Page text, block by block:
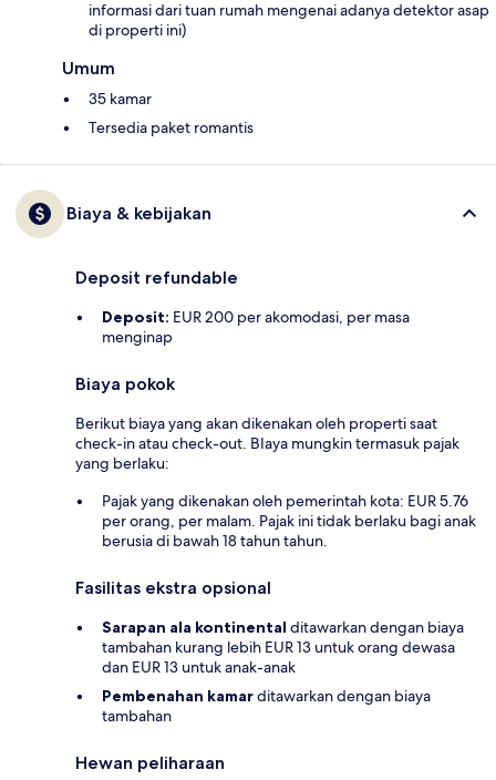
informasi dari tuan rumah mengenai adanya detektor asap
di properti ini)
Umum
35 kamar
Tersedia paket romantis
Biaya & kebijakan
Deposit refundable
Deposit: EUR 200 per akomodasi, per masa
menginap
Biaya pokok
Berikut biaya yang akan dikenakan oleh properti saat
check-in atau check-out. BIaya mungkin termasuk pajak
yang berlaku:
Pajak yang dikenakan oleh pemerintah kota: EUR 5.76
per orang, per malam. Pajak ini tidak berlaku bagi anak
berusia di bawah 18 tahun tahun.
Fasilitas ekstra opsional
Sarapan ala kontinental ditawarkan dengan biaya
tambahan kurang lebih EUR 13 untuk orang dewasa
dan EUR 13 untuk anak-anak
Pembenahan kamarditawarkan dengan biaya
tambahan
Hewan peliharaan